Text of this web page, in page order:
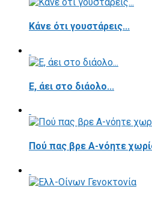
Κάνε ότι γουστάρεις...
E, άει στο διάολο...
Πού πας βρε Α-νόητε